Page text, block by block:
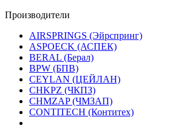
Производители
AIRSPRINGS (Эйрспринг)
ASPOECK (АСПЕК)
BERAL (Берал)
BPW (БПВ)
CEYLAN (ЦЕЙЛАН)
CHKPZ (ЧКПЗ)
CHMZAP (ЧМЗАП)
CONTITECH (Контитех)